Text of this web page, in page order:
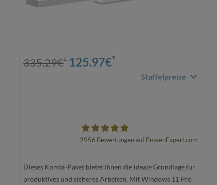
335.29€* 125.97€*
Staffelpreise
2956 Bewertungen auf ProvenExpert.com
Dieses Kombi-Paket bietet Ihnen die ideale Grundlage für
produktives und sicheres Arbeiten. Mit Windows 11 Pro